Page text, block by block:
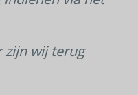
zijn wij terug